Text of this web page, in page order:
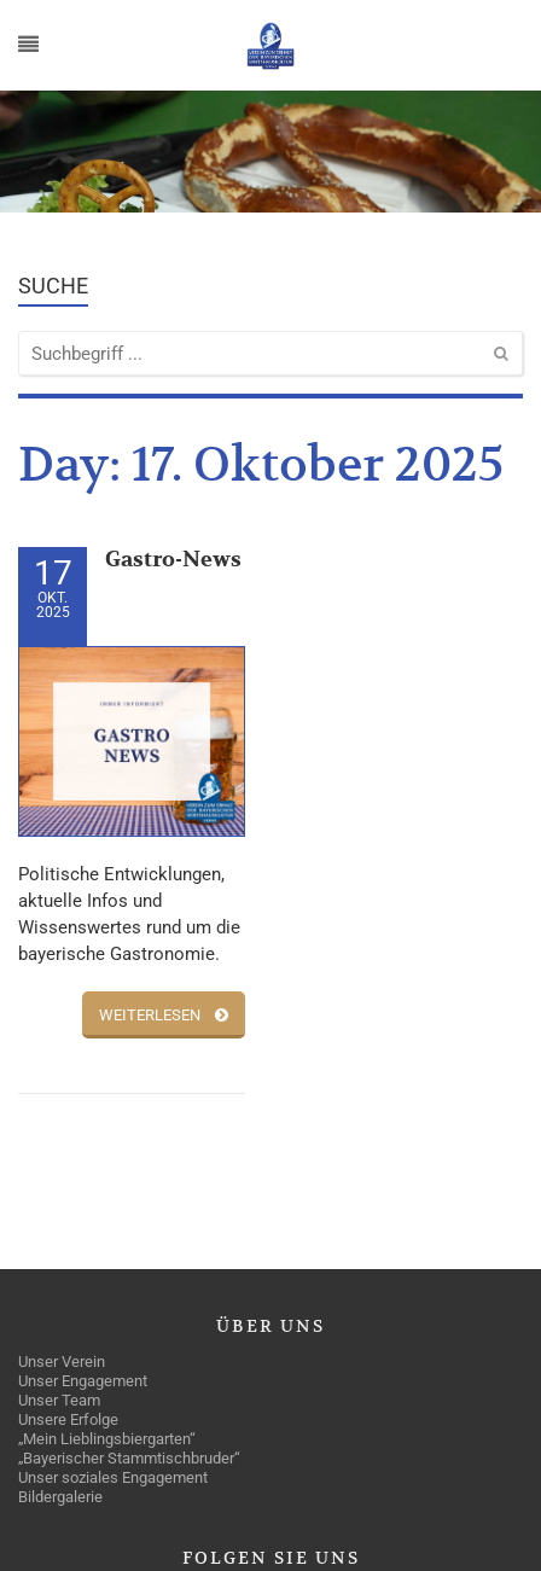
SUCHE
Day: 17. Oktober 2025
17
OKT.
2025
Gastro-News
Politische Entwicklungen,
aktuelle Infos und
Wissenswertes rund um die
bayerische Gastronomie.
WEITERLESEN
ÜBER UNS
Unser Verein
Unser Engagement
Unser Team
Unsere Erfolge
„Mein Lieblingsbiergarten“
„Bayerischer Stammtischbruder“
Unser soziales Engagement
Bildergalerie
FOLGEN SIE UNS